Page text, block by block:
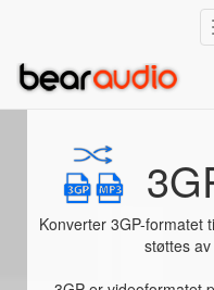
Konverter 3GP-formatet
støttes